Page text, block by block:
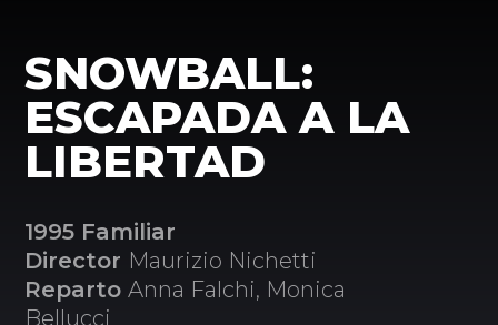
SNOWBALL:
ESCAPADA A LA
LIBERTAD
1995 Familiar
Director Maurizio Nichetti
RepartoAnna Falchi, Monica
Bellucci